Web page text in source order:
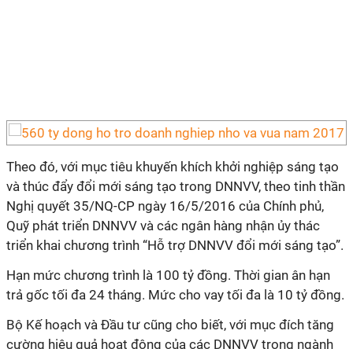
Theo đó, với mục tiêu khuyến khích khởi nghiệp sáng tạo
và thúc đẩy đổi mới sáng tạo trong DNNVV, theo tinh thần
Nghị quyết 35/NQ-CP ngày 16/5/2016 của Chính phủ,
Quỹ phát triển DNNVV và các ngân hàng nhận ủy thác
triển khai chương trình “Hỗ trợ DNNVV đổi mới sáng tạo”.
Hạn mức chương trình là 100 tỷ đồng. Thời gian ân hạn
trả gốc tối đa 24 tháng. Mức cho vay tối đa là 10 tỷ đồng.
Bộ Kế hoạch và Đầu tư cũng cho biết, với mục đích tăng
cường hiệu quả hoạt động của các DNNVV trong ngành